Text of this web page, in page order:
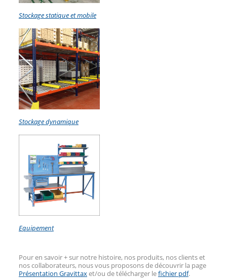
Stockage statique et mobile
Stockage dynamique
Equipement
Pour en savoir + sur notre histoire, nos produits, nos clients et
nos collaborateurs, nous vous proposons de découvrir la page
Présentation Gravittaxet/ou de télécharger lefichier pdf.